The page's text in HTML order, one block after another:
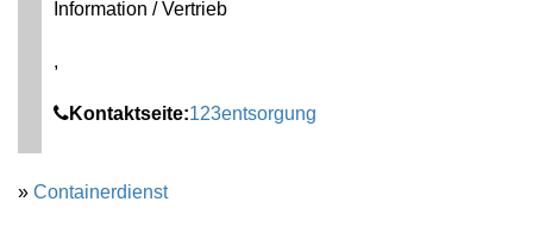
Information / Vertrieb
,
Kontaktseite:123entsorgung
» Containerdienst